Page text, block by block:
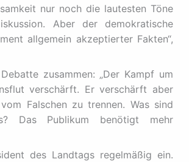
nur noch die lautesten Töne
Aber der demokratische
allgemein akzeptierter Fakten“,
zusammen: „Der Kampf um
verschärft. Er verschärft aber
Falschen zu trennen. Was sind
Das Publikum benötigt mehr
des Landtags regelmäßig ein.